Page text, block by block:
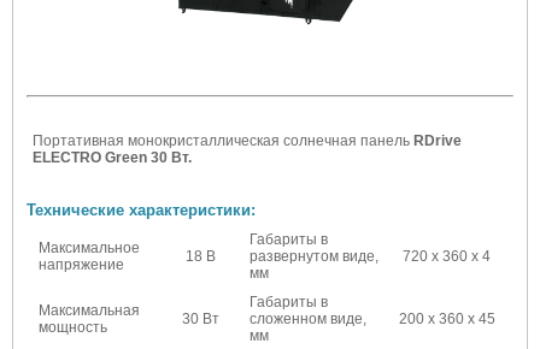
Портативная монокристаллическая солнечная панель RDrive
ELECTRO Green 30 Вт.
Технические характеристики:
Максимальное
напряжение
18 В
Габариты в
развернутом виде,
мм
720 х 360 х 4
Максимальная
мощность
30 Вт
Габариты в
сложенном виде,
мм
200 х 360 х 45